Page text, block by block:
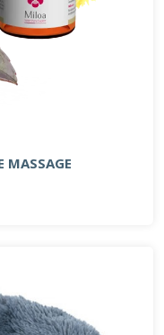
MASSAGE